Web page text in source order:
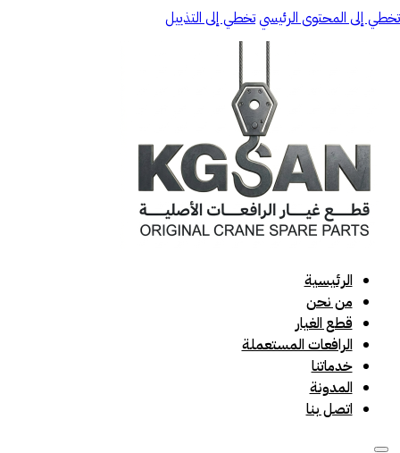
تخطي إلى المحتوى الرئيسيتخطي إلى التذييل
الرئيسية
من نحن
قطع الغيار
الرافعات المستعملة
خدماتنا
المدونة
اتصل بنا